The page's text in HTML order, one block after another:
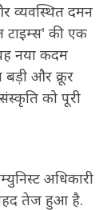
व्यवस्थित दमन
टाइम्स' की एक
नया कदम
और क्रूर
संस्कृति को पूरी
अधिकारी
तेज हुआ है.